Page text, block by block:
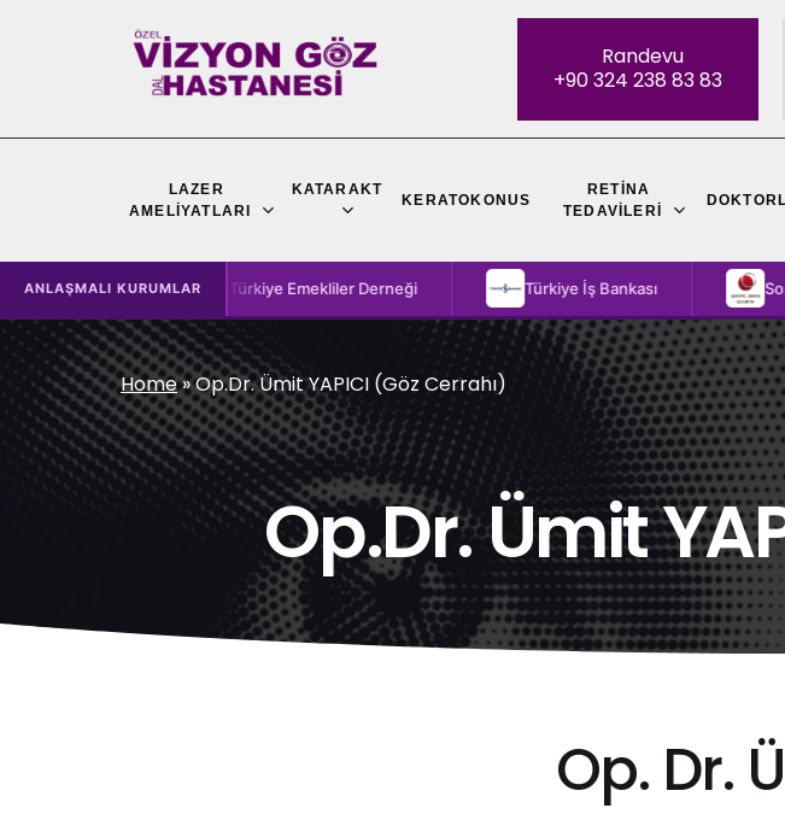
Hit enter to search or ESC to close
Randevu
+90 324 238 83 83
LAZER
AMELIYATLARI
KATARAKT
KERATOKONUS
RETINA
TEDAVILERI
ANLAŞMALI KURUMLARTürkiye Emekliler Derneği Türkiye İş Bankası Sompo Sigorta
Home»Op.Dr. Ümit YAPICI (Göz Cerrahı)
Op.Dr. Ümit
Op. Dr.